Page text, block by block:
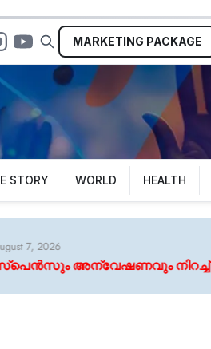
MARKETING PACKAGE
STORY WORLD HEALTH
‘ആര’ത്തിന്റെ ഫസ്റ്റ് ലുക്ക്